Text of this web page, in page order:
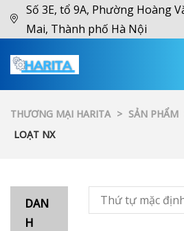
Số 3E, tổ 9A, Phường Hoàng
Mai, Thành phố Hà Nội
THƯƠNG MẠI HARITA > SẢN PHẨM
LOẠT NX
DAN
H
Thứ tự mặc